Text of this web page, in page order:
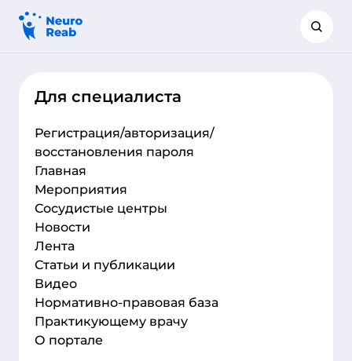
Для специалиста
Регистрация/авторизация/
восстановления пароля
Главная
Мероприятия
Сосудистые центры
Новости
Лента
Статьи и публикации
Видео
Нормативно-правовая база
Практикующему врачу
О портале